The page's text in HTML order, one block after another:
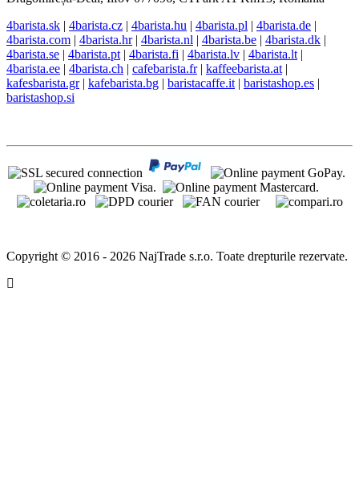
4barista.sk | 4barista.cz | 4barista.hu | 4barista.pl | 4barista.de |
4barista.com | 4barista.hr| 4barista.nl | 4barista.be | 4barista.dk |
4barista.se | 4barista.pt | 4barista.fi | 4barista.lv | 4barista.lt |
4barista.ee | 4barista.ch | cafebarista.fr| kaffeebarista.at |
kafesbarista.gr| kafebarista.bg | baristacaffe.it | baristashop.es |
baristashop.si
Copyright © 2016 - 2026 NajTrade s.r.o. Toate drepturile rezervate.